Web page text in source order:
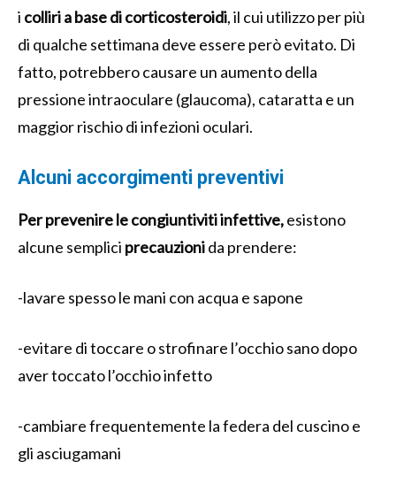
i colliri a base di corticosteroidi, il cui utilizzo per più
di qualche settimana deve essere però evitato. Di
fatto, potrebbero causare un aumento della
pressione intraoculare (glaucoma), cataratta e un
maggior rischio di infezioni oculari.
Alcuni accorgimenti preventivi
Per prevenire le congiuntiviti infettive,esistono
alcune semplici precauzionida prendere:
-lavare spesso le mani con acqua e sapone
-evitare di toccare o strofinare l’occhio sano dopo
aver toccato l’occhio infetto
-cambiare frequentemente la federa del cuscino e
gli asciugamani